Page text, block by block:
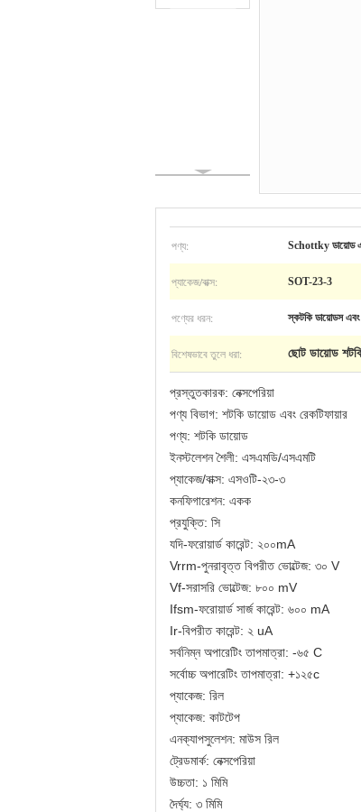
পণ্য: Schottky ডায়োড
প্যাকেজ/বাক্স: SOT-23-3
পণ্যের ধরন: স্কটকি ডায়োডস এবং
বিশেষভাবে তুলে ধরা: ছোট ডায়োড
প্রস্তুতকারক: নেক্সপেরিয়া
পণ্য বিভাগ: শটকি ডায়োড এবং রেকটিফায়ার
পণ্য: শটকি ডায়োড
ইনস্টলেশন শৈলী: এসএমডি/এসএমটি
প্যাকেজ/বাক্স: এসওটি-২৩-৩
কনফিগারেশন: একক
প্রযুক্তি: সি
যদি-ফরোয়ার্ড কারেন্ট: ২০০mA
Vrrm-পুনরাবৃত্ত বিপরীত ভোল্টেজ: ৩০ V
Vf-সরাসরি ভোল্টেজ: ৮০০ mV
Ifsm-ফরোয়ার্ড সার্জ কারেন্ট: ৬০০ mA
Ir-বিপরীত কারেন্ট: ২ uA
সর্বনিম্ন অপারেটিং তাপমাত্রা: -৬৫ C
সর্বোচ্চ অপারেটিং তাপমাত্রা: +১২৫c
প্যাকেজ: রিল
প্যাকেজ: কাটটেপ
এনক্যাপসুলেশন: মাউস রিল
ট্রেডমার্ক: নেক্সপেরিয়া
উচ্চতা: ১ মিমি
দৈর্ঘ্য: ৩ মিমি